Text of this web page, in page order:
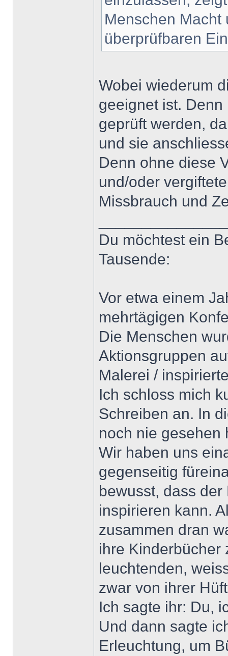
Menschen Macht
überprüfbaren
Wobei wiederum
geeignet ist.
geprüft werden,
und sie
Denn ohne diese
und/oder
Missbrauch und
Du möchtest ein
Tausende:
Vor etwa einem
mehrtägigen
Die Menschen
Aktionsgruppen
Malerei /
Ich schloss mich
Schreiben an. In
noch nie gesehen
Wir haben uns
gegenseitig
bewusst, dass
inspirieren kann.
zusammen dran
ihre Kinderbücher
leuchtenden,
zwar von ihrer
Ich sagte ihr: Du,
Und dann sagte
Erleuchtung, um